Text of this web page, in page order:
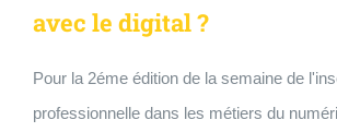
avec le digital ?
Pour la 2éme édition de la semaine de
professionnelle dans les métiers du